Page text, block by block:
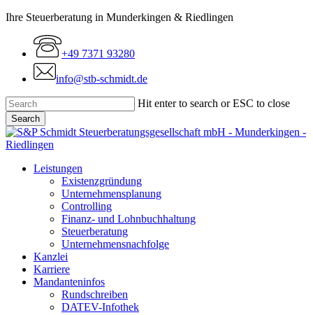
Skip
content
Ihre Steuerberatung in Munderkingen & Riedlingen
+49 7371 93280
info@stb-schmidt.de
Hit enter to search or ESC to close
Search
Close
Search
Menu
Leistungen
Existenzgründung
Unternehmensplanung
Controlling
Finanz- und Lohnbuchhaltung
Steuerberatung
Unternehmensnachfolge
Kanzlei
Karriere
Mandanteninfos
Rundschreiben
DATEV-Infothek